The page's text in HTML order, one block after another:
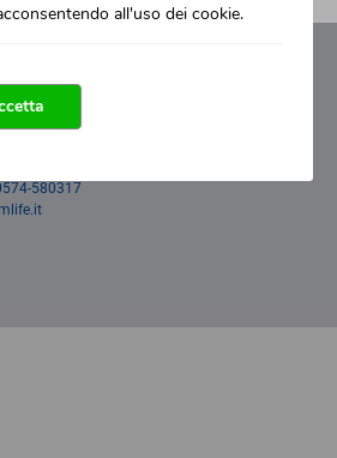
580317
all'uso dei cookie.